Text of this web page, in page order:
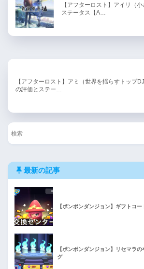
【アフターロスト】アイリ（
ステータス【A…
【アフターロスト】アミ（世界を揺らすトップDJ
の評価とステー…
最新の記事
【ポンポンダンジョン】ギフトコ
【ポンポンダンジョン】リセマラ
グ